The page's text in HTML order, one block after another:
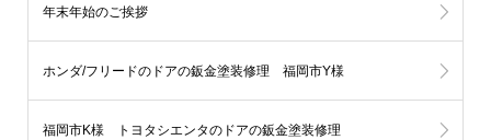
年末年始のご挨拶
ホンダ/フリードのドアの鈑金塗装修理 福岡市Y様
福岡市K様 トヨタシエンタのドアの鈑金塗装修理